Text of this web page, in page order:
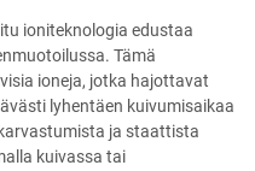
ioniteknologia edustaa
Tämä
ioneja, jotka hajottavat
lyhentäen kuivumisaikaa
ja staattista
kuivassa tai